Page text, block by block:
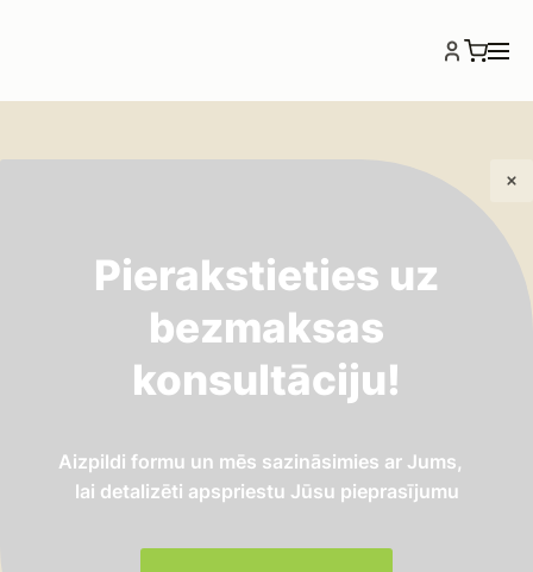
PVC caurules
Pierakstieties uz
bezmaksas
konsultāciju!
Aizpildi formu un mēs sazināsimies ar Jums,
lai detalizēti apspriestu Jūsu pieprasījumu